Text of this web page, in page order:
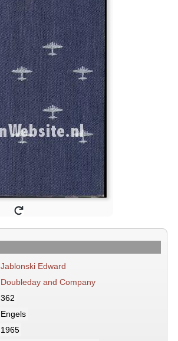
Jablonski Edward
Doubleday and Company
362
Engels
1965